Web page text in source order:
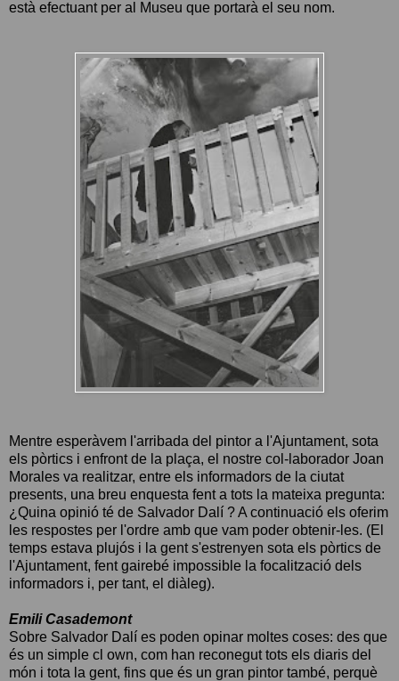
està efectuant per al Museu que portarà el seu nom.
Mentre esperàvem l'arribada del pintor a l'Ajuntament, sota
els pòrtics i enfront de la plaça, el nostre col-laborador Joan
Morales va realitzar, entre els informadors de la ciutat
presents, una breu enquesta fent a tots la mateixa pregunta:
¿Quina opinió té de Salvador Dalí ? A continuació els oferim
les respostes per l'ordre amb que vam poder obtenir-les. (El
temps estava plujós i la gent s'estrenyen sota els pòrtics de
l'Ajuntament, fent gairebé impossible la focalització dels
informadors i, per tant, el diàleg).
Emili Casademont
Sobre Salvador Dalí es poden opinar moltes coses: des que
és un simple cl own, com han reconegut tots els diaris del
món i tota la gent, fins que és un gran pintor també, perquè